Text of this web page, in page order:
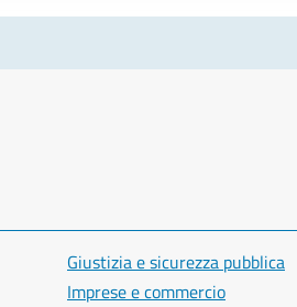
Giustizia e sicurezza pubblica
Imprese e commercio